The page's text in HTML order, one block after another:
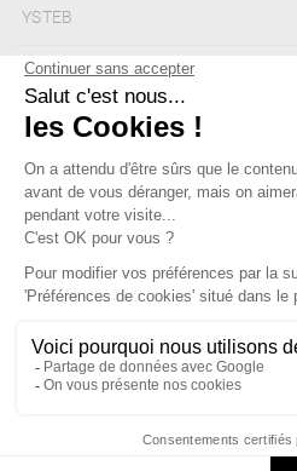
YSTEB
MERIEME HAWA
MONIQUE ICKX
Éditions du Panthéon - 12,
75015 Paris
01 43 71 14 72
FAQ LIBRAIRIES MENTIONS